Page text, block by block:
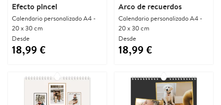
Efecto pincel
Calendario personalizado A4 -
20 x 30 cm
Desde
18,99 €
Arco de recuerdos
Calendario personalizado A4 -
20 x 30 cm
Desde
18,99 €